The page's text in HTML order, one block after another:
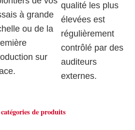
à grande
ou de la
sur
qualité les plus
élevées est
régulièrement
contrôlé par des
auditeurs
externes.
de produits